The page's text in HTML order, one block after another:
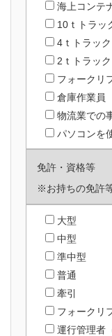
海上コンテ
10ｔトラッ
4ｔトラッ
2ｔトラッ
フォークリ
倉庫作業員
物流業での
パソコンを
免許・資格等
※お持ちの免許
大型
中型
準中型
普通
牽引
フォークリ
運行管理者